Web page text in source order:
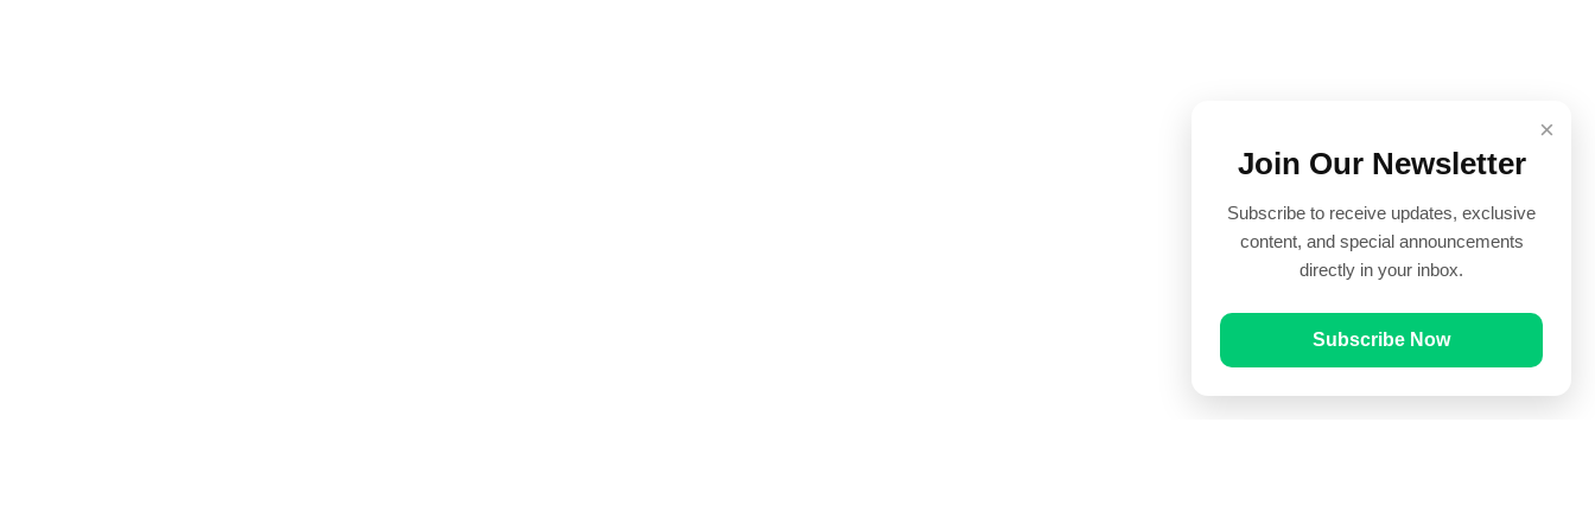
×
Join Our Newsletter
Subscribe to receive updates, exclusive
content, and special announcements
directly in your inbox.
Subscribe Now